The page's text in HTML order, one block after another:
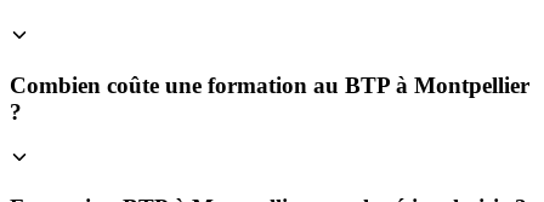
Combien coûte une formation au BTP à Montpellier
?